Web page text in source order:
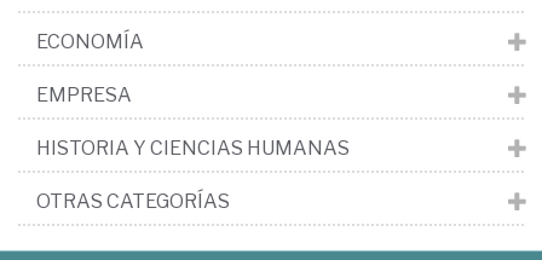
ECONOMÍA
EMPRESA
HISTORIA Y CIENCIAS HUMANAS
OTRAS CATEGORÍAS